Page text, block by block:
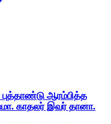
புத்தாண்டு ஆரம்பித்த
காதலர் இவர் தானா.